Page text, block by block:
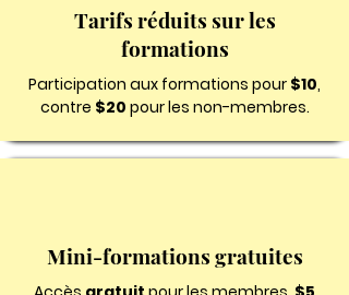
Tarifs réduits sur les
formations
Participation aux formations pour $10,
contre $20 pour les non-membres.
Mini-formations gratuites